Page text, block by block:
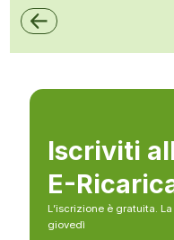
Iscriviti
E-
L’iscrizione è gratuita.
giovedì